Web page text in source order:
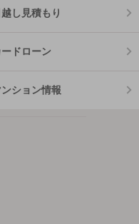
し見積もり
ードローン
ンション情報